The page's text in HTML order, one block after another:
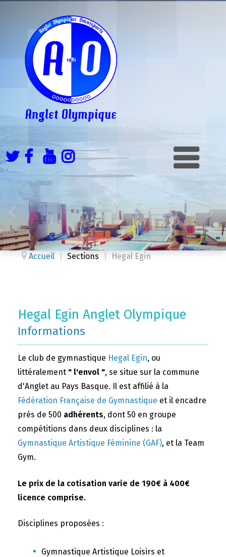
Accueil Sections Hegal Egin
Hegal Egin Anglet Olympique
Informations
Le club de gymnastique Hegal Egin, ou
littéralement " l'envol ", se situe sur la commune
d'Anglet au Pays Basque. Il est affilié à la
Fédération Française de Gymnastique et il encadre
près de 500 adhérents, dont 50 en groupe
compétitions dans deux disciplines : la
Gymnastique Artistique Féminine (GAF), et la Team
Gym.
Le prix de la cotisation varie de 190€ à 400€
licence comprise.
Disciplines proposées :
Gymnastique Artistique Loisirs et